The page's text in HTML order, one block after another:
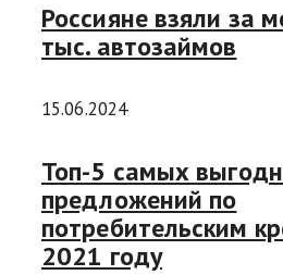
Россияне взяли за
тыс. автозаймов
15.06.2024
Топ-5 самых
предложений по
потребительским
2021 году